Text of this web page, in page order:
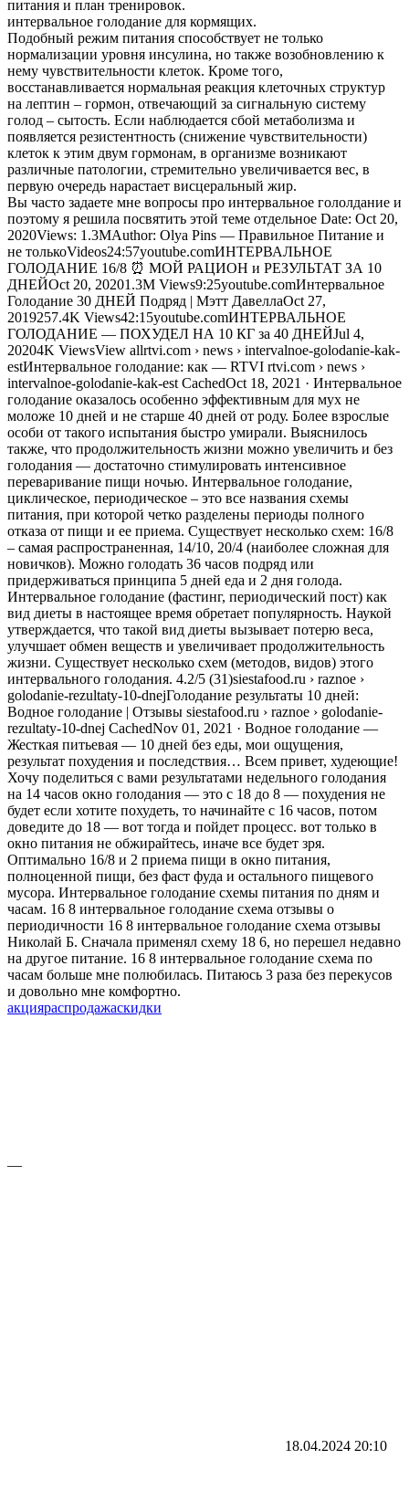
питания и план тренировок.
интервальное голодание для кормящих.
Подобный режим питания способствует не только
нормализации уровня инсулина, но также возобновлению к
нему чувствительности клеток. Кроме того,
восстанавливается нормальная реакция клеточных структур
на лептин – гормон, отвечающий за сигнальную систему
голод – сытость. Если наблюдается сбой метаболизма и
появляется резистентность (снижение чувствительности)
клеток к этим двум гормонам, в организме возникают
различные патологии, стремительно увеличивается вес, в
первую очередь нарастает висцеральный жир.
Вы часто задаете мне вопросы про интервальное гололдание и
поэтому я решила посвятить этой теме отдельное Date: Oct 20,
2020Views: 1.3MAuthor: Olya Pins — Правильное Питание и
не толькоVideos24:57youtube.comИНТЕРВАЛЬНОЕ
ГОЛОДАНИЕ 16/8 ⏰ МОЙ РАЦИОН и РЕЗУЛЬТАТ ЗА 10
ДНЕЙOct 20, 20201.3M Views9:25youtube.comИнтервальное
Голодание 30 ДНЕЙ Подряд | Мэтт ДавеллаOct 27,
2019257.4K Views42:15youtube.comИНТЕРВАЛЬНОЕ
ГОЛОДАНИЕ — ПОХУДЕЛ НА 10 КГ за 40 ДНЕЙJul 4,
20204K ViewsView allrtvi.com › news › intervalnoe-golodanie-kak-
estИнтервальное голодание: как — RTVI rtvi.com › news ›
intervalnoe-golodanie-kak-est CachedOct 18, 2021 · Интервальное
голодание оказалось особенно эффективным для мух не
моложе 10 дней и не старше 40 дней от роду. Более взрослые
особи от такого испытания быстро умирали. Выяснилось
также, что продолжительность жизни можно увеличить и без
голодания — достаточно стимулировать интенсивное
переваривание пищи ночью. Интервальное голодание,
циклическое, периодическое – это все названия схемы
питания, при которой четко разделены периоды полного
отказа от пищи и ее приема. Существует несколько схем: 16/8
– самая распространенная, 14/10, 20/4 (наиболее сложная для
новичков). Можно голодать 36 часов подряд или
придерживаться принципа 5 дней еда и 2 дня голода.
Интервальное голодание (фастинг, периодический пост) как
вид диеты в настоящее время обретает популярность. Наукой
утверждается, что такой вид диеты вызывает потерю веса,
улучшает обмен веществ и увеличивает продолжительность
жизни. Существует несколько схем (методов, видов) этого
интервального голодания. 4.2/5 (31)siestafood.ru › raznoe ›
golodanie-rezultaty-10-dnejГолодание результаты 10 дней:
Водное голодание | Отзывы siestafood.ru › raznoe › golodanie-
rezultaty-10-dnej CachedNov 01, 2021 · Водное голодание —
Жесткая питьевая — 10 дней без еды, мои ощущения,
результат похудения и последствия… Всем привет, худеющие!
Хочу поделиться с вами результатами недельного голодания
на 14 часов окно голодания — это с 18 до 8 — похудения не
будет если хотите похудеть, то начинайте с 16 часов, потом
доведите до 18 — вот тогда и пойдет процесс. вот только в
окно питания не обжирайтесь, иначе все будет зря.
Оптимально 16/8 и 2 приема пищи в окно питания,
полноценной пищи, без фаст фуда и остального пищевого
мусора. Интервальное голодание схемы питания по дням и
часам. 16 8 интервальное голодание схема отзывы о
периодичности 16 8 интервальное голодание схема отзывы
Николай Б. Сначала применял схему 18 6, но перешел недавно
на другое питание. 16 8 интервальное голодание схема по
часам больше мне полюбилась. Питаюсь 3 раза без перекусов
и довольно мне комфортно.
акцияраспродажаскидки
—
18.04.2024 20:10